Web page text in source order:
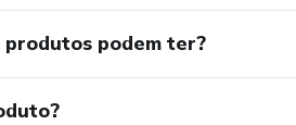
podem ter?